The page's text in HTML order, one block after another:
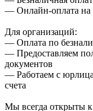
— Онлайн-оплата на
Для организаций:
— Оплата по
— Предоставляем
документов
— Работаем с
счета
Мы всегда открыты